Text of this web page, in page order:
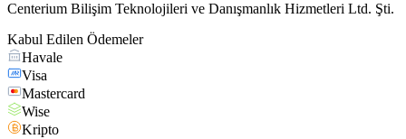
Centerium Bilişim Teknolojileri ve Danışmanlık Hizmetleri Ltd. Şti.
Kabul Edilen Ödemeler
Havale
Visa
Mastercard
Wise
Kripto